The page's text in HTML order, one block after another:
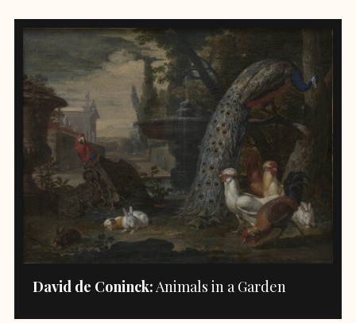
David de Coninck: Animals in a Garden